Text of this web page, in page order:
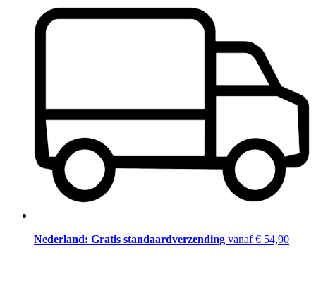
Nederland: Gratis standaardverzending vanaf € 54,90